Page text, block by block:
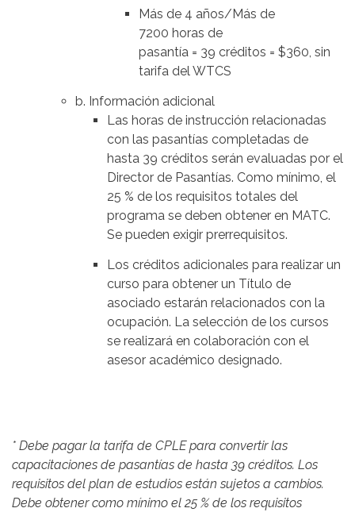
Más de 4 años/Más de
7200 horas de
pasantía = 39 créditos = $360, sin
tarifa del WTCS
b. Información adicional
Las horas de instrucción relacionadas
con las pasantías completadas de
hasta 39 créditos serán evaluadas por el
Director de Pasantías. Como mínimo, el
25 % de los requisitos totales del
programa se deben obtener en MATC.
Se pueden exigir prerrequisitos.
Los créditos adicionales para realizar un
curso para obtener un Título de
asociado estarán relacionados con la
ocupación. La selección de los cursos
se realizará en colaboración con el
asesor académico designado.
* Debe pagar la tarifa de CPLE para convertir las
capacitaciones de pasantías de hasta 39 créditos. Los
requisitos del plan de estudios están sujetos a cambios.
Debe obtener como mínimo el 25 % de los requisitos